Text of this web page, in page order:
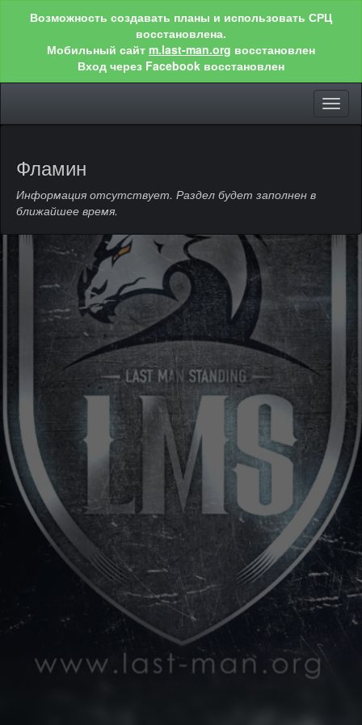
Возможность создавать планы и использовать СРЦ
восстановлена.
Мобильный сайт m.last-man.org восстановлен
Вход через Facebook восстановлен
Фламин
Информация отсутствует. Раздел будет заполнен в
ближайшее время.